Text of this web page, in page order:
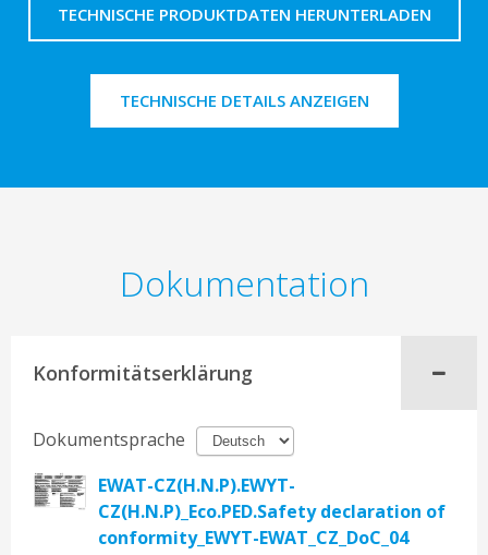
TECHNISCHE PRODUKTDATEN HERUNTERLADEN
TECHNISCHE DETAILS ANZEIGEN
Dokumentation
Konformitätserklärung
Dokumentsprache
EWAT-CZ(H.N.P).EWYT-
CZ(H.N.P)_Eco.PED.Safety declaration of
conformity_EWYT-EWAT_CZ_DoC_04